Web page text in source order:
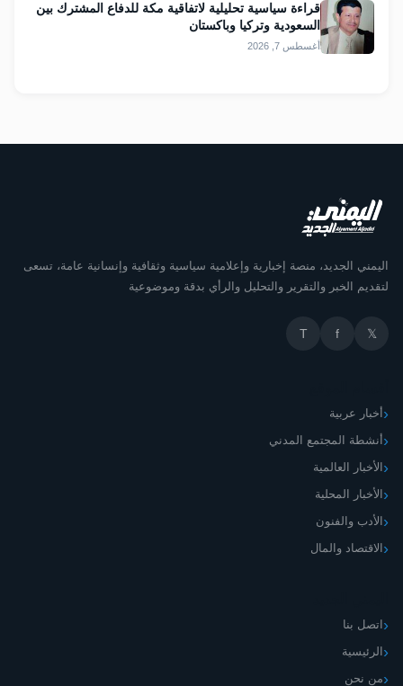
قراءة سياسية تحليلية لاتفاقية مكة للدفاع المشترك بين
السعودية وتركيا وباكستان
أغسطس 7, 2026
اليمني الجديد، منصة إخبارية وإعلامية سياسية وثقافية وإنسانية عامة، تسعى
لتقديم الخبر والتقرير والتحليل والرأي بدقة وموضوعية
𝕏
f
T
أخبار عربية
أنشطة المجتمع المدني
الأخبار العالمية
الأخبار المحلية
الأدب والفنون
الاقتصاد والمال
اتصل بنا
الرئيسية
من نحن